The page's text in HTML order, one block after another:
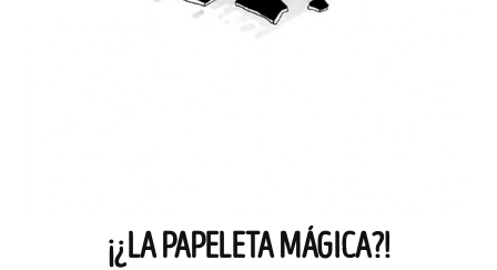
¡¿LA PAPELETA MÁGICA?!